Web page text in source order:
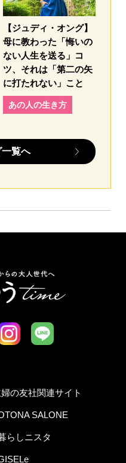
【ジュディ・オング】
母に教わった「悔いの
ない人生を送る」コ
ツ、それは「第二の矢
に打たれない」こと
あの人の生き方
覧へ
の友社関連サイト
SALONE
らしニスタ